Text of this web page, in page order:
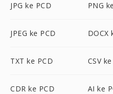
JPG ke PCD PNG
JPEG ke PCD DOCX
TXT ke PCD CSV
CDR ke PCD AI ke